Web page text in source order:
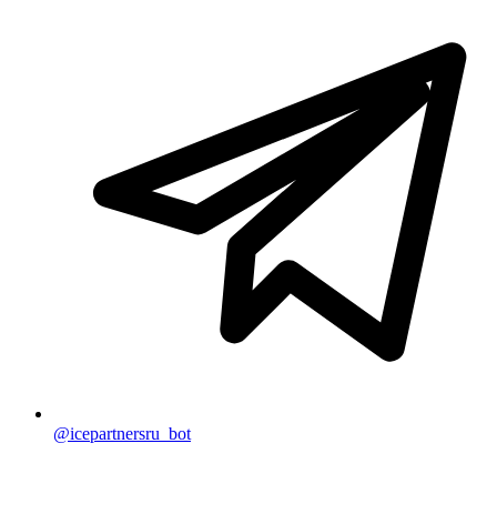
@icepartnersru_bot